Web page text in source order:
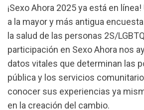
¡Sexo Ahora 2025 ya está en
a la mayor y más antigua
la salud de las personas 2S/
participación en Sexo Ahora nos
datos vitales que determinan las
pública y los servicios
conocer sus experiencias ya
en la creación del cambio.